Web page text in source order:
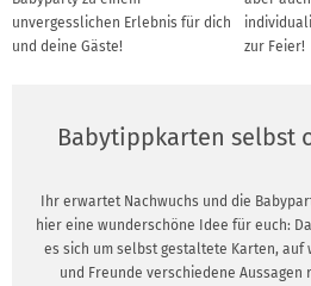
unvergesslichen Erlebnis für dich
und deine Gäste!
zur Feier!
Babytippkarten selbst
Ihr erwartet Nachwuchs und die
hier eine wunderschöne Idee für euch:
es sich um selbst gestaltete Karten, auf
und Freunde verschiedene Aussagen